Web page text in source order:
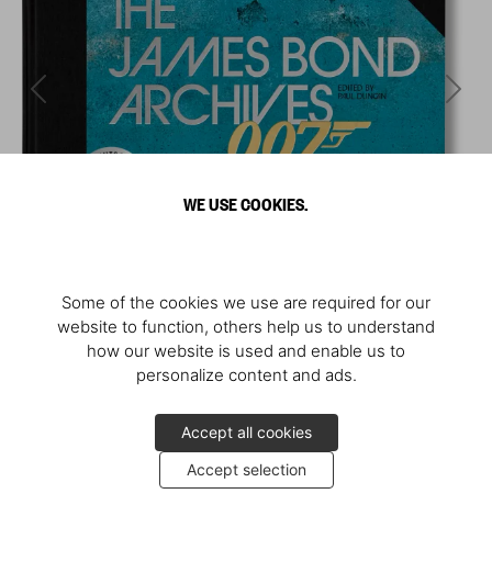
WE USE COOKIES.
Some of the cookies we use are required for our
website to function, others help us to understand
how our website is used and enable us to
personalize content and ads.
Accept all cookies
Accept selection